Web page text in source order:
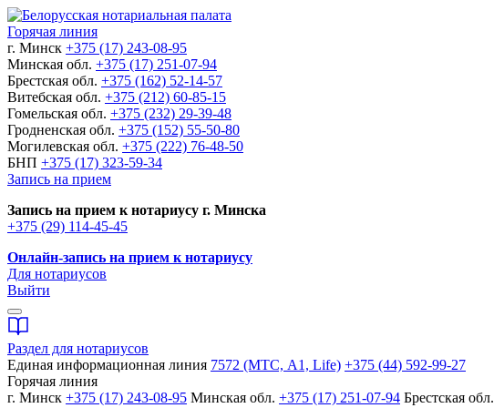
Горячая линия
г. Минск +375 (17) 243-08-95
Минская обл. +375 (17) 251-07-94
Брестская обл. +375 (162) 52-14-57
Витебская обл. +375 (212) 60-85-15
Гомельская обл. +375 (232) 29-39-48
Гродненская обл. +375 (152) 55-50-80
Могилевская обл. +375 (222) 76-48-50
БНП +375 (17) 323-59-34
Запись на прием
Запись на прием к нотариусу г. Минска
+375 (29) 114-45-45
Онлайн-запись на прием к нотариусу
Для нотариусов
Выйти
Раздел для нотариусов
Единая информационная линия 7572 (МТС, A1, Life) +375 (44) 592-99-27
Горячая линия
г. Минск +375 (17) 243-08-95 Минская обл. +375 (17) 251-07-94 Брестская обл.